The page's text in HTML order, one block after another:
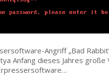
Angriff „Bad
Anfang dieses Jahres